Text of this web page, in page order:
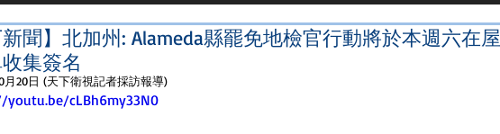
新聞】北加州: Alameda縣罷免地檢官行動將於本週六在屋
集簽名
月20日 (天下衛視記者採訪報導)
youtu.be/cLBh6my33N0